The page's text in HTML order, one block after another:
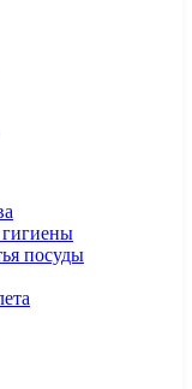
посуды